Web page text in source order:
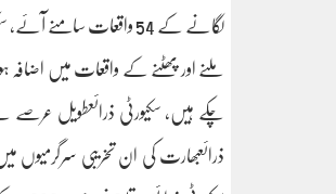
لگانے کے 54 واقعات
ملنے اور پھٹنے کے واقعات میں
چکے ہیں، سکیورٹی ذرائعطویل
ذرائعبھارت کی ان تخریبی سرگرمیوں